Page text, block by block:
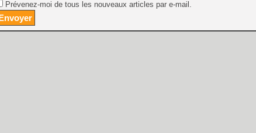
Prévenez-moi de tous les nouveaux articles par e-mail.